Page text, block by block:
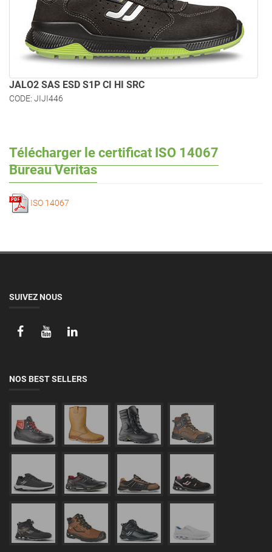
JALO2 SAS ESD S1P CI HI SRC
CODE: JIJI446
Télécharger le certificat ISO 14067
Bureau Veritas
ISO 14067
SUIVEZ NOUS
NOS BEST SELLERS